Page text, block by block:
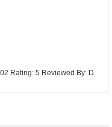
Rating: 5 Reviewed By: D